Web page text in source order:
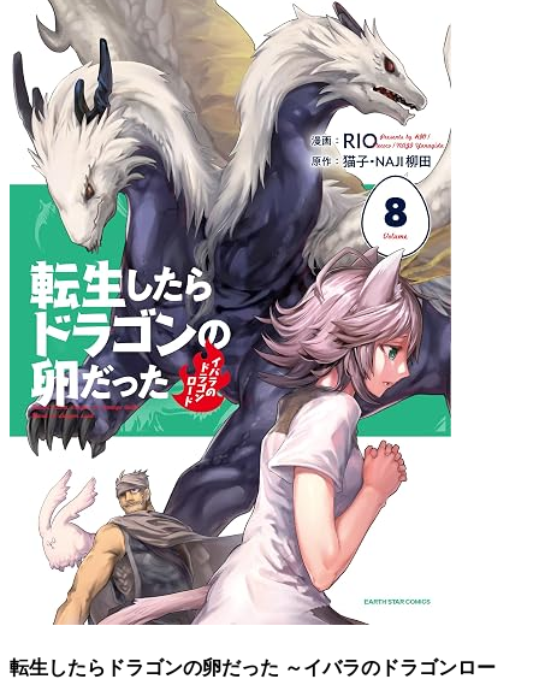
転生したらドラゴンの卵だった ～イバラのドラゴンロー